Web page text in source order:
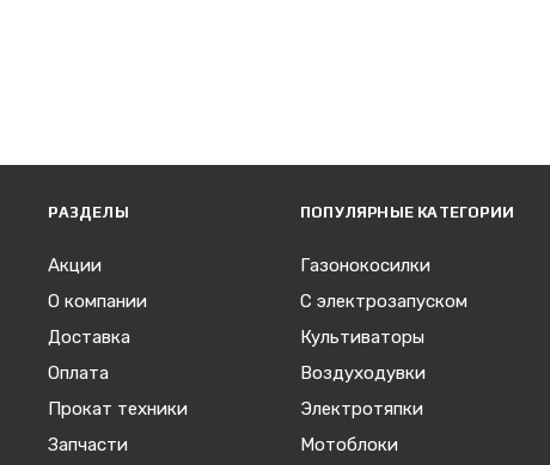
РАЗДЕЛЫ
Акции
О компании
Доставка
Оплата
Прокат техники
Запчасти
ПОПУЛЯРНЫЕ КАТЕГОРИИ
Газонокосилки
С электрозапуском
Культиваторы
Воздуходувки
Электротяпки
Мотоблоки